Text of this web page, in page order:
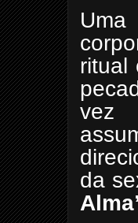
ritual
vez
da